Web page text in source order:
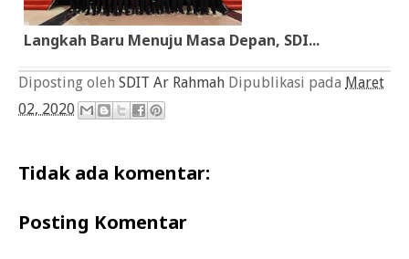
Langkah Baru Menuju Masa Depan, SDI...
Diposting oleh SDIT Ar Rahmah Dipublikasi pada Maret
02, 2020
Tidak ada komentar:
Posting Komentar